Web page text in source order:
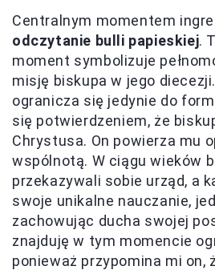
Centralnym momentem
odczytanie bulli papieskiej.
moment symbolizuje
misję biskupa w jego
ogranicza się jedynie do
się potwierdzeniem, że
Chrystusa. On powierza mu
wspólnotą. W ciągu wieków
przekazywali sobie urząd, a
swoje unikalne nauczanie,
zachowując ducha swojej
znajduję w tym momencie
ponieważ przypomina mi on,